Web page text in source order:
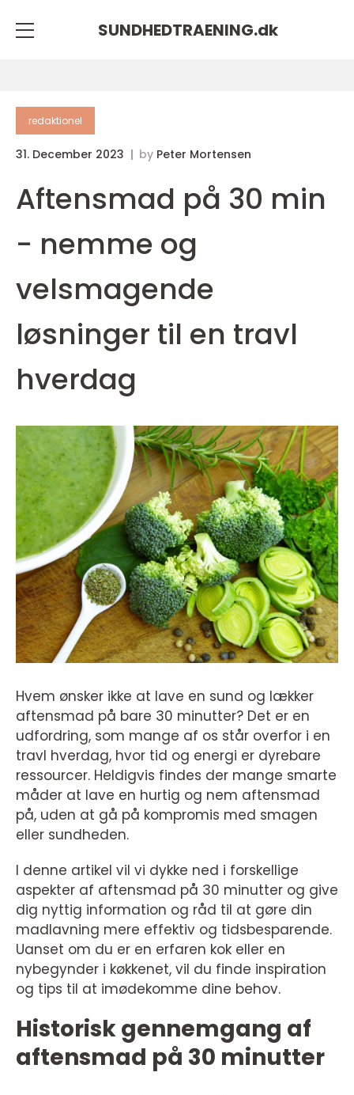
SUNDHEDTRAENING.dk
redaktionel
31. December 2023 by Peter Mortensen
Aftensmad på 30 min
- nemme og
velsmagende
løsninger til en travl
hverdag
Hvem ønsker ikke at lave en sund og lækker
aftensmad på bare 30 minutter? Det er en
udfordring, som mange af os står overfor i en
travl hverdag, hvor tid og energi er dyrebare
ressourcer. Heldigvis findes der mange smarte
måder at lave en hurtig og nem aftensmad
på, uden at gå på kompromis med smagen
eller sundheden.
I denne artikel vil vi dykke ned i forskellige
aspekter af aftensmad på 30 minutter og give
dig nyttig information og råd til at gøre din
madlavning mere effektiv og tidsbesparende.
Uanset om du er en erfaren kok eller en
nybegynder i køkkenet, vil du finde inspiration
og tips til at imødekomme dine behov.
Historisk gennemgang af
aftensmad på 30 minutter